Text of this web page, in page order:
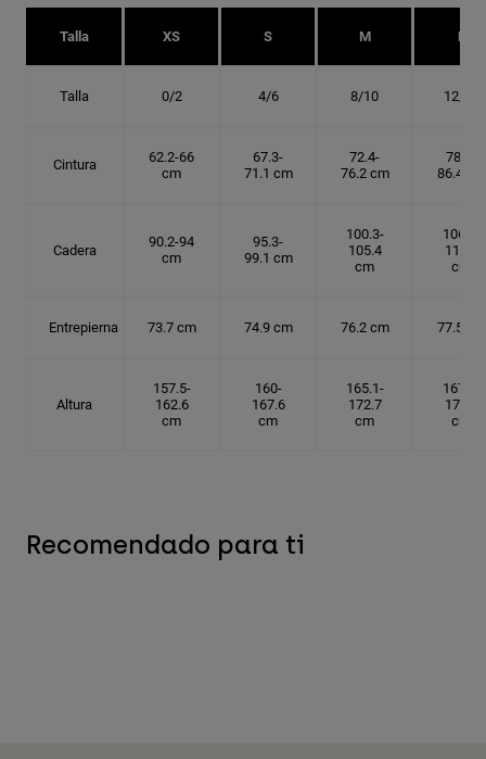
Talla XS S M L
Talla 0/2 4/6 8/10 12/14
Cintura
62.2-66
cm
67.3-
71.1 cm
72.4-
76.2 cm
78.7-
86.4 cm
Cadera
90.2-94
cm
95.3-
99.1 cm
100.3-
105.4
cm
106.7-
114.3
cm
Entrepierna 73.7 cm 74.9 cm 76.2 cm 77.5 cm
Altura
157.5-
162.6
cm
160-
167.6
cm
165.1-
172.7
cm
167.6-
175.3
cm
Recomendado para ti